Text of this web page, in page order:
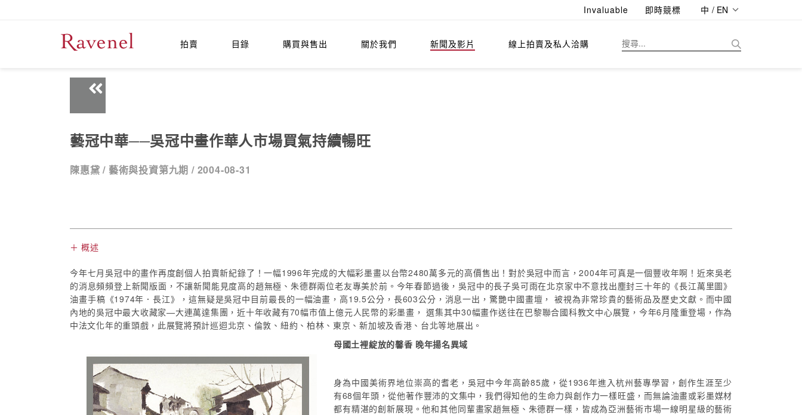
Invaluable 即時競標 中 / EN
拍賣 目錄 購買與售出 關於我們 新聞及影片 線上拍賣及私人洽購
藝冠中華──吳冠中畫作華人市場買氣持續暢旺
陳惠黛 / 藝術與投資第九期 / 2004-08-31
＋ 概述
今年七月吳冠中的畫作再度創個人拍賣新紀錄了！一幅1996年完成的大幅彩墨畫以台幣2480萬多元的高價售出！對於吳冠中而言，2004年可真是一個豐收年啊！近來吳老
的消息頻頻登上新聞版面，不讓新聞能見度高的趙無極、朱德群兩位老友專美於前。今年春節過後，吳冠中的長子吳可雨在北京家中不意找出塵封三十年的《長江萬里圖》
油畫手稿《1974年．長江》，這無疑是吳冠中目前最長的一幅油畫，高19.5公分，長603公分，消息一出，驚艷中國畫壇， 被視為非常珍貴的藝術品及歷史文獻。而中國
內地的吳冠中最大收藏家—大連萬達集團，近十年收藏有70幅市值上億元人民幣的彩墨畫， 選集其中30幅畫作送往在巴黎聯合國科教文中心展覽，今年6月隆重登場，作為
中法文化年的重頭戲，此展覽將預計巡迴北京、倫敦、紐約、柏林、東京、新加坡及香港、台北等地展出。
母國土裡綻放的馨香 晚年揚名異域
身為中國美術界地位崇高的耆老，吳冠中今年高齡85歲，從1936年進入杭州藝專學習，創作生涯至少
有68個年頭，從他著作豐沛的文集中，我們得知他的生命力與創作力一樣旺盛，而無論油畫或彩墨媒材
都有精湛的創新展現。他和其他同輩畫家趙無極、朱德群一樣，皆成為亞洲藝術市場一線明星級的藝術